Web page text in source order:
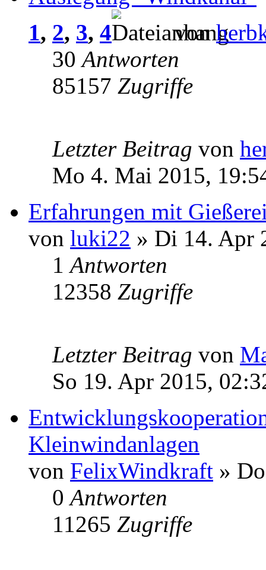
1, 2, 3, 4 von
30Antworten
85157 Zugriffe
Letzter Beitrag von
Mo 4. Mai 2015,
Erfahrungen mit
von luki22 » Di 14. Apr
1Antworten
12358 Zugriffe
Letzter Beitrag von
So 19. Apr 2015,
Kleinwindanlagen
von FelixWindkraft »
0Antworten
11265 Zugriffe